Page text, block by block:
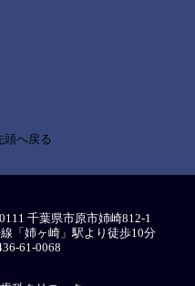
千葉県市原市姉崎812-1
「姉ヶ崎」駅より徒歩10分
61-0068